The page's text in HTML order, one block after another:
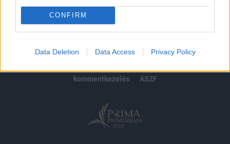
CONFIRM
Data Deletion Data Access Privacy Policy
jogi nyilatkozat
kommentkezelés
ÁSZF